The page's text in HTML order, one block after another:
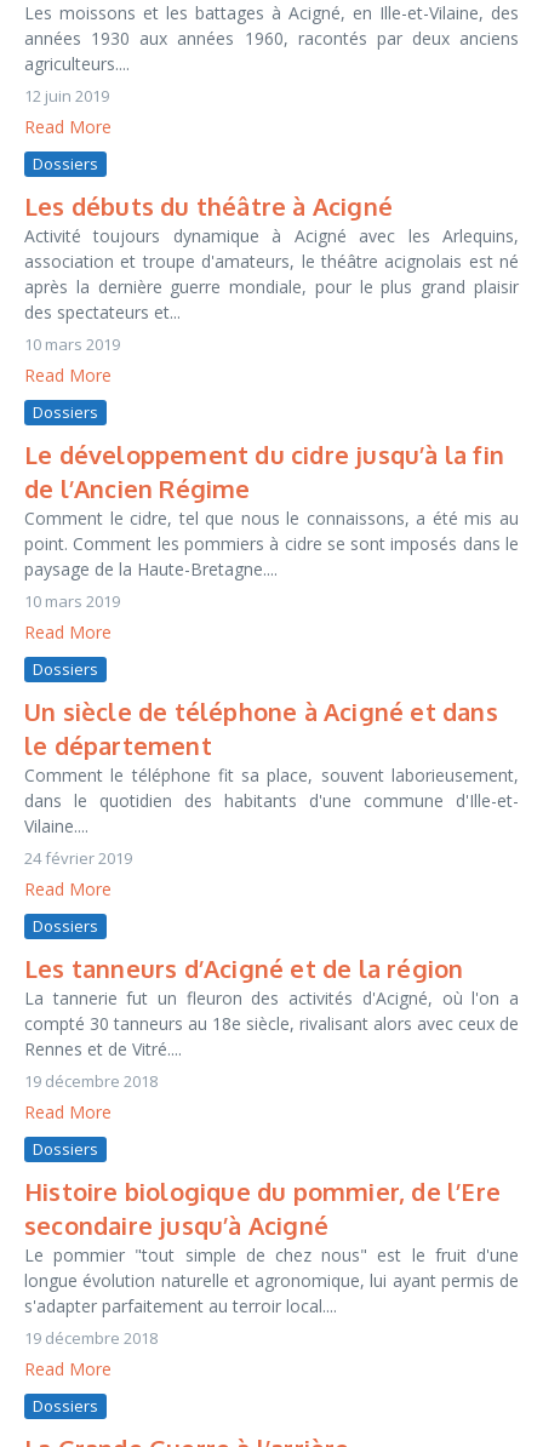
Les moissons et les battages à Acigné, en Ille-et-Vilaine, des
années 1930 aux années 1960, racontés par deux anciens
agriculteurs....
12 juin 2019
Read More
Dossiers
Les débuts du théâtre à Acigné
Activité toujours dynamique à Acigné avec les Arlequins,
association et troupe d'amateurs, le théâtre acignolais est né
après la dernière guerre mondiale, pour le plus grand plaisir
des spectateurs et...
10 mars 2019
Read More
Dossiers
Le développement du cidre jusqu’à la fin
de l’Ancien Régime
Comment le cidre, tel que nous le connaissons, a été mis au
point. Comment les pommiers à cidre se sont imposés dans le
paysage de la Haute-Bretagne....
10 mars 2019
Read More
Dossiers
Un siècle de téléphone à Acigné et dans
le département
Comment le téléphone fit sa place, souvent laborieusement,
dans le quotidien des habitants d'une commune d'Ille-et-
Vilaine....
24 février 2019
Read More
Dossiers
Les tanneurs d’Acigné et de la région
La tannerie fut un fleuron des activités d'Acigné, où l'on a
compté 30 tanneurs au 18e siècle, rivalisant alors avec ceux de
Rennes et de Vitré....
19 décembre 2018
Read More
Dossiers
Histoire biologique du pommier, de l’Ere
secondaire jusqu’à Acigné
Le pommier "tout simple de chez nous" est le fruit d'une
longue évolution naturelle et agronomique, lui ayant permis de
s'adapter parfaitement au terroir local....
19 décembre 2018
Read More
Dossiers